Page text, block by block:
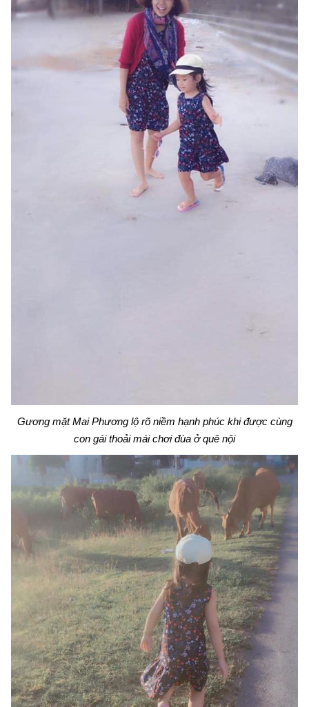
Gương mặt Mai Phương lộ rõ niềm hạnh phúc khi được cùng
con gái thoải mái chơi đùa ở quê nội